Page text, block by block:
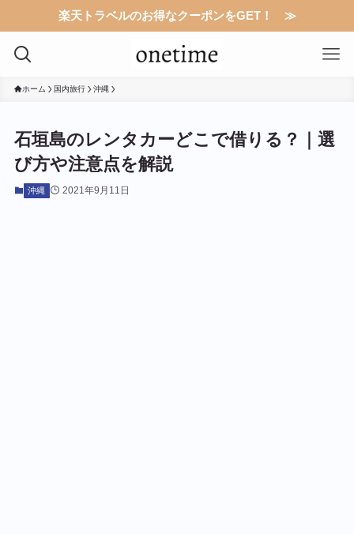
楽天トラベルのお得なクーポンをGET！ ≫
ホーム 国内旅行 沖縄
石垣島のレンタカーどこで借りる？｜選
び方や注意点を解説
沖縄 2021年9月11日